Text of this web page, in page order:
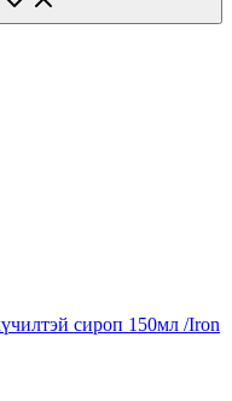
сироп 150мл /Iron